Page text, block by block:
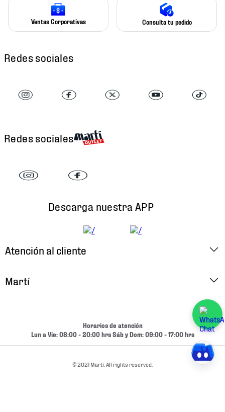
Ventas Corporativas Consulta tu pedido
Redes sociales
Redes sociales
Descarga nuestra APP
Atención al cliente
Cambios y Devoluciones
Martí
Términos y Condiciones
Horarios de atención
Lun a Vie: 08:00 - 20:00 hrs Sáb y Dom: 09:00 - 17:00 hrs
© 2021 Martí. All rights reserved.